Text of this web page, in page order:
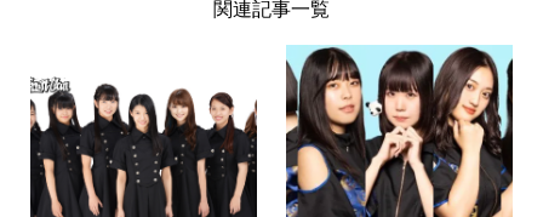
関連記事一覧